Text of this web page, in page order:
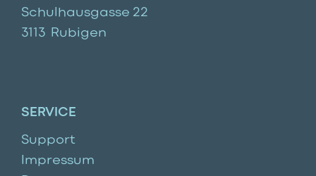
Schulhausgasse 22
3113 Rubigen
SERVICE
Support
Impressum